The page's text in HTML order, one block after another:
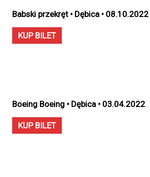
Babski przekręt • Dębica • 08.10.2022
KUP BILET
Boeing Boeing • Dębica • 03.04.2022
KUP BILET